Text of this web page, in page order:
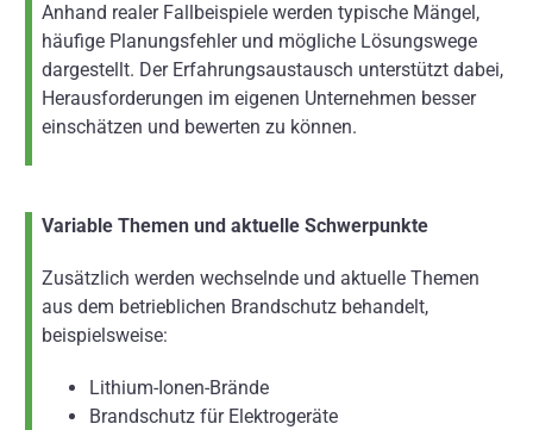
Anhand realer Fallbeispiele werden typische Mängel,
häufige Planungsfehler und mögliche Lösungswege
dargestellt. Der Erfahrungsaustausch unterstützt dabei,
Herausforderungen im eigenen Unternehmen besser
einschätzen und bewerten zu können.
Variable Themen und aktuelle Schwerpunkte
Zusätzlich werden wechselnde und aktuelle Themen
aus dem betrieblichen Brandschutz behandelt,
beispielsweise:
Lithium-Ionen-Brände
Brandschutz für Elektrogeräte